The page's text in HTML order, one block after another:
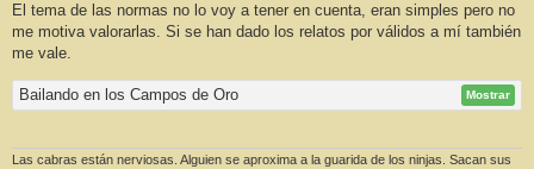
El tema de las normas no lo voy a tener en cuenta, eran simples pero no
me motiva valorarlas. Si se han dado los relatos por válidos a mí también
me vale.
Bailando en los Campos de Oro Mostrar
Las cabras están nerviosas. Alguien se aproxima a la guarida de los ninjas. Sacan sus